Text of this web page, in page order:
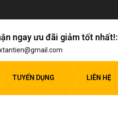
ngay ưu đãi giảm tốt nhất!:
TUYỂN DỤNG LIÊN HỆ